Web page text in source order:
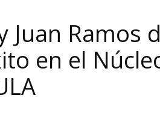
Juan Ramos
en el